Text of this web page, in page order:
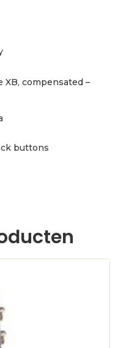
XB, compensated –
buttons